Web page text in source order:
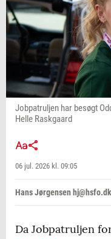
Jobpatruljen har besøgt
Helle Raskgaard
06 jul. 2026 kl. 09:05
Hans Jørgensen hj@hsfo.dk
Da Jobpatruljen